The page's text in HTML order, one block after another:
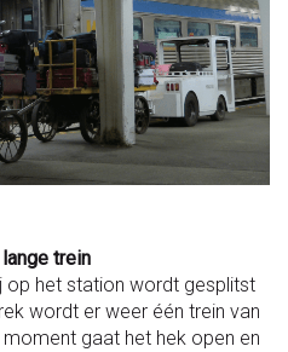
lange trein
op het station wordt gesplitst
wordt er weer één trein van
gaat het hek open en